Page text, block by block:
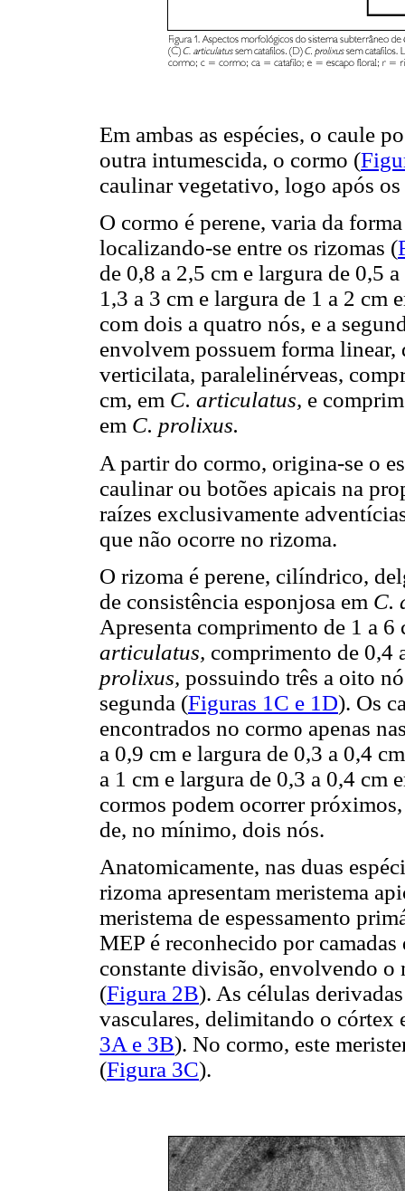
Em ambas as espécies, o caule
outra intumescida, o cormo (
caulinar vegetativo, logo após
O cormo é perene, varia da
localizando-se entre os rizomas (
de 0,8 a 2,5 cm e largura de 0,5
1,3 a 3 cm e largura de 1 a 2 cm
com dois a quatro nós, e a
envolvem possuem forma
verticilata, paralelinérveas,
cm, em C. articulatus, e
em C. prolixus.
A partir do cormo, origina-se o
caulinar ou botões apicais na
raízes exclusivamente
que não ocorre no rizoma.
O rizoma é perene, cilíndrico,
de consistência esponjosa em C.
Apresenta comprimento de 1 a
articulatus, comprimento de 0,4
prolixus, possuindo três a oito
segunda (Figuras 1C e 1D). Os
encontrados no cormo apenas
a 0,9 cm e largura de 0,3 a 0,4
a 1 cm e largura de 0,3 a 0,4 cm
cormos podem ocorrer
de, no mínimo, dois nós.
Anatomicamente, nas duas
rizoma apresentam meristema
meristema de espessamento
MEP é reconhecido por
constante divisão, envolvendo o
(Figura 2B). As células
vasculares, delimitando o córtex
3A e 3B). No cormo, este
(Figura 3C).